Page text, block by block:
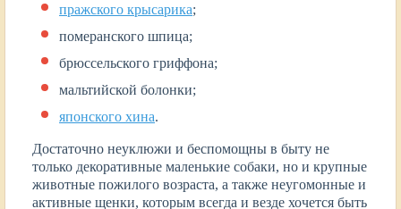
пражского крысарика;
померанского шпица;
брюссельского гриффона;
мальтийской болонки;
японского хина.
Достаточно неуклюжи и беспомощны в быту не
только декоративные маленькие собаки, но и крупные
животные пожилого возраста, а также неугомонные и
активные щенки, которым всегда и везде хочется быть